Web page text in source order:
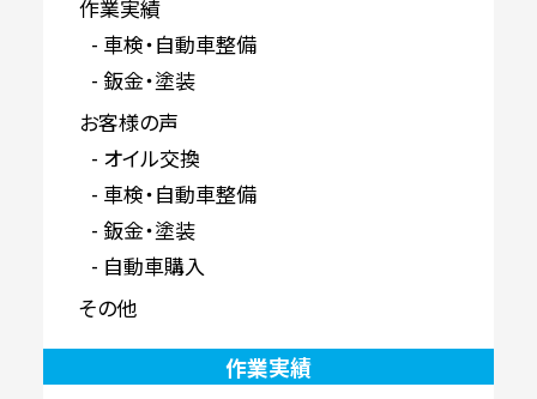
作業実績
車検・自動車整備
鈑金・塗装
お客様の声
オイル交換
車検・自動車整備
鈑金・塗装
自動車購入
その他
作業実績